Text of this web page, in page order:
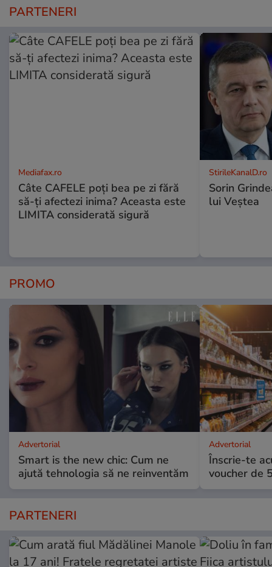
PARTENERI
Mediafax.ro
Câte CAFELE poți bea pe zi fără
să-ți afectezi inima? Aceasta este
LIMITA considerată sigură
StirileKanalD.ro
Sorin
lui Veștea
PROMO
Advertorial
Smart is the new chic: Cum ne
ajută tehnologia să ne reinventăm
Advertorial
Înscrie-te
voucher de
PARTENERI